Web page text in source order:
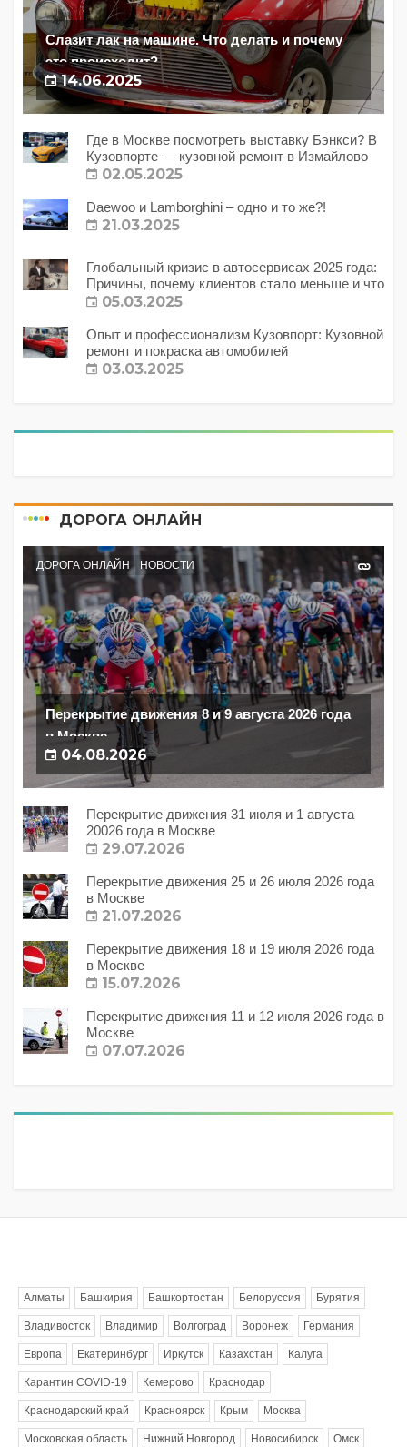
Слазит лак на машине. Что делать и почему
это происходит?
14.06.2025
Где в Москве посмотреть выставку Бэнкси? В
Кузовпорте — кузовной ремонт в Измайлово
02.05.2025
Daewoo и Lamborghini – одно и то же?!
21.03.2025
Глобальный кризис в автосервисах 2025 года:
Причины, почему клиентов стало меньше и что
с этим делать?
05.03.2025
Опыт и профессионализм Кузовпорт: Кузовной
ремонт и покраска автомобилей
03.03.2025
ДОРОГА ОНЛАЙН
ДОРОГА ОНЛАЙН НОВОСТИ
Перекрытие движения 8 и 9 августа 2026 года
в Москве
04.08.2026
Перекрытие движения 31 июля и 1 августа
20026 года в Москве
29.07.2026
Перекрытие движения 25 и 26 июля 2026 года
в Москве
21.07.2026
Перекрытие движения 18 и 19 июля 2026 года
в Москве
15.07.2026
Перекрытие движения 11 и 12 июля 2026 года в
Москве
07.07.2026
Алматы Башкирия Башкортостан Белоруссия Бурятия
Владивосток Владимир Волгоград Воронеж Германия
Европа Екатеринбург Иркутск Казахстан Калуга
Карантин COVID-19 Кемерово Краснодар
Краснодарский край Красноярск Крым Москва
Московская область Нижний Новгород Новосибирск Омск